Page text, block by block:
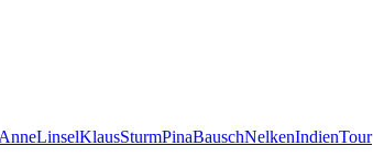
AnneLinselKlausSturmPinaBauschNelkenIndienTour